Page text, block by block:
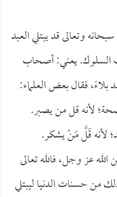
وتعالى قد يبتلي العبد
السلوك. يعني: أصحاب
بلاءً، فقال بعض العلماء:
لأنه قل من يصبر.
لأنه قَلَّ مَنْ يشكر.
الله عز وجل، فالله تعالى
من حسنات الدنيا ليبتلي